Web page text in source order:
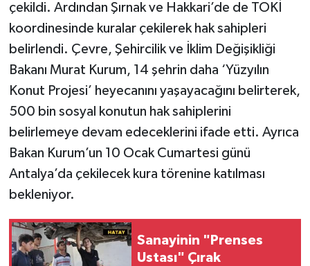
çekildi. Ardından Şırnak ve Hakkari’de de TOKİ
koordinesinde kuralar çekilerek hak sahipleri
belirlendi. Çevre, Şehircilik ve İklim Değişikliği
Bakanı Murat Kurum, 14 şehrin daha ‘Yüzyılın
Konut Projesi’ heyecanını yaşayacağını belirterek,
500 bin sosyal konutun hak sahiplerini
belirlemeye devam edeceklerini ifade etti. Ayrıca
Bakan Kurum’un 10 Ocak Cumartesi günü
Antalya’da çekilecek kura törenine katılması
bekleniyor.
Sanayinin "Prenses
Ustası" Çırak